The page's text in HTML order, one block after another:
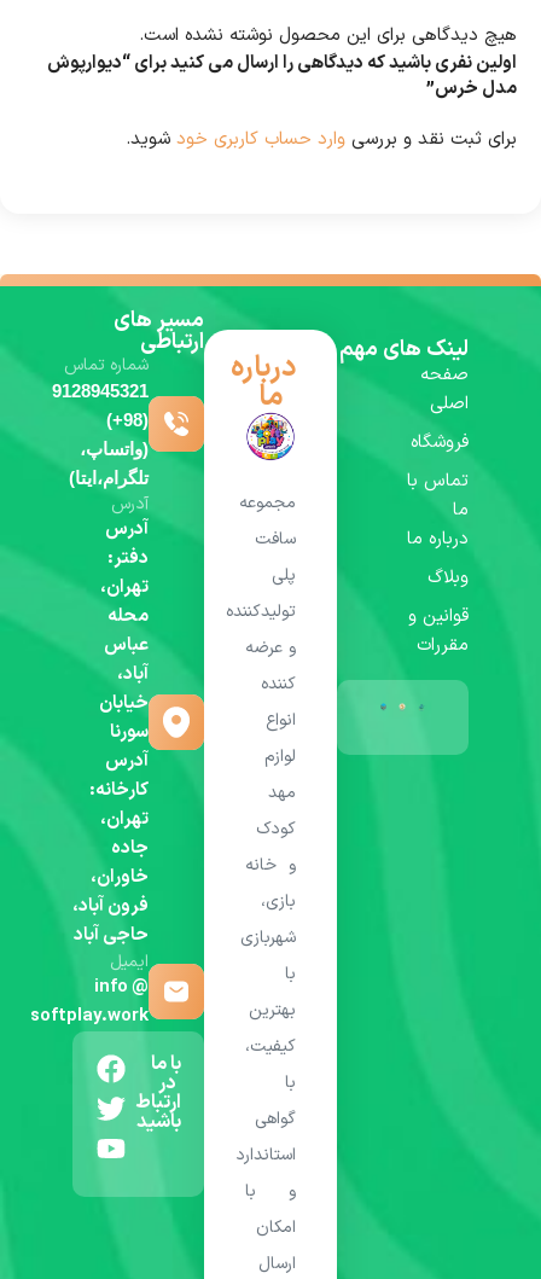
هیچ دیدگاهی برای این محصول نوشته نشده است.
اولین نفری باشید که دیدگاهی را ارسال می کنید برای “دیوارپوش
مدل خرس”
برای ثبت نقد و بررسی وارد حساب کاربری خود شوید.
لینک های مهم
صفحه
اصلی
فروشگاه
تماس با
ما
درباره ما
وبلاگ
قوانین و
مقررات
درباره
ما
مجموعه
سافت
پلی
تولیدکننده
و عرضه
کننده
انواع
لوازم
مهد
کودک
و خانه
بازی،
شهربازی
با
بهترین
کیفیت،
با
گواهی
استاندارد
و با
امکان
ارسال
مسیر های
ارتباطی
شماره تماس
9128945321
(98+)
(واتساپ،
تلگرام،ایتا)
آدرس
آدرس
دفتر:
تهران،
محله
عباس
آباد،
خیابان
سورنا
آدرس
کارخانه:
تهران،
جاده
خاوران،
فرون آباد،
حاجی آباد
ایمیل
info @
softplay.work
با ما
در
ارتباط
باشید